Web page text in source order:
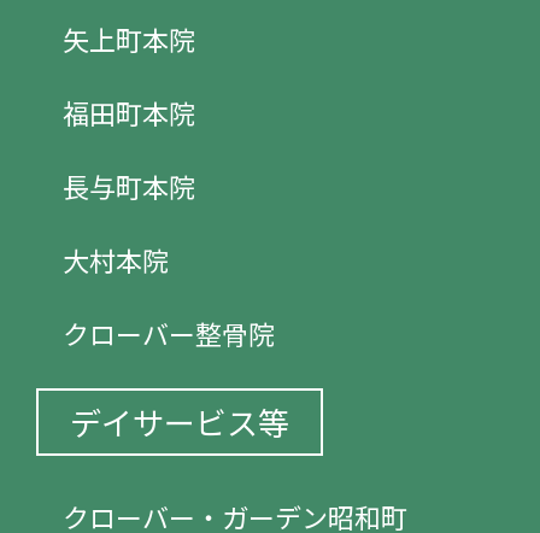
矢上町本院
福田町本院
長与町本院
大村本院
クローバー整骨院
デイサービス等
クローバー・ガーデン昭和町